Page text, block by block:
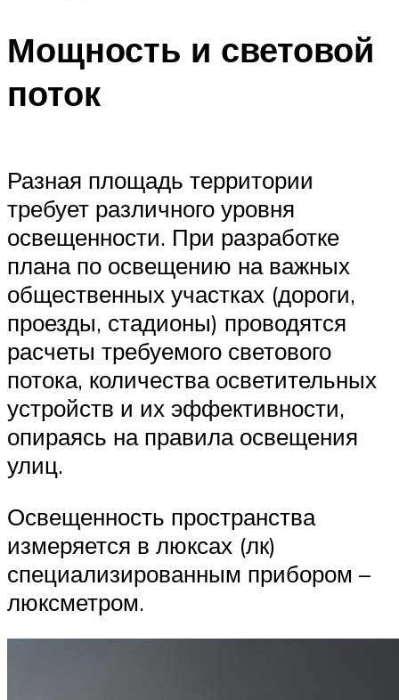
Мощность и световой
поток
Разная площадь территории
требует различного уровня
освещенности. При разработке
плана по освещению на важных
общественных участках (дороги,
проезды, стадионы) проводятся
расчеты требуемого светового
потока, количества осветительных
устройств и их эффективности,
опираясь на правила освещения
улиц.
Освещенность пространства
измеряется в люксах (лк)
специализированным прибором –
люксметром.